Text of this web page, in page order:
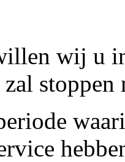
wij u
stoppen